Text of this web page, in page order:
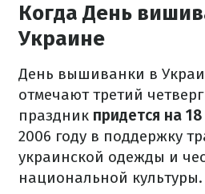
Когда День
Украине
День вышиванки в
отмечают третий
праздник придется на
2006 году в поддержку
украинской одежды и
национальной культуры.